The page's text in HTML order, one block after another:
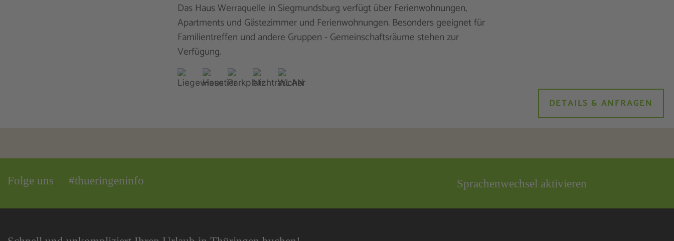
Das Haus Werraquelle in Siegmundsburg verfügt über Ferienwohnungen,
Apartments und Gästezimmer und Ferienwohnungen. Besonders geeignet für
Familientreffen und andere Gruppen - Gemeinschaftsräume stehen zur
Verfügung.
DETAILS & ANFRAGEN
Folge uns #thueringeninfo Sprachenwechsel aktivieren